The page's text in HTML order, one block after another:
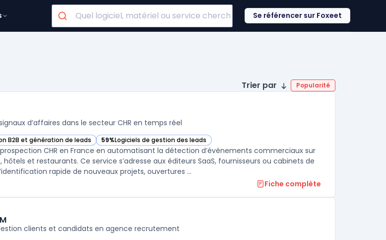
Se référencer sur Foxeet
Trier par Popularité
d’affaires dans le secteur CHR en temps réel
B2B et génération de leads
catégorie 59%Logiciels de gestion des leads
— voir DuckFlow dans cette catégorie
CHR en France en automatisant la détection d’événements commerciaux sur
et restaurants. Ce service s’adresse aux éditeurs SaaS, fournisseurs ou cabinets de
rapide de nouveaux projets, ouvertures ...
Fiche complète
clients et candidats en agence recrutement